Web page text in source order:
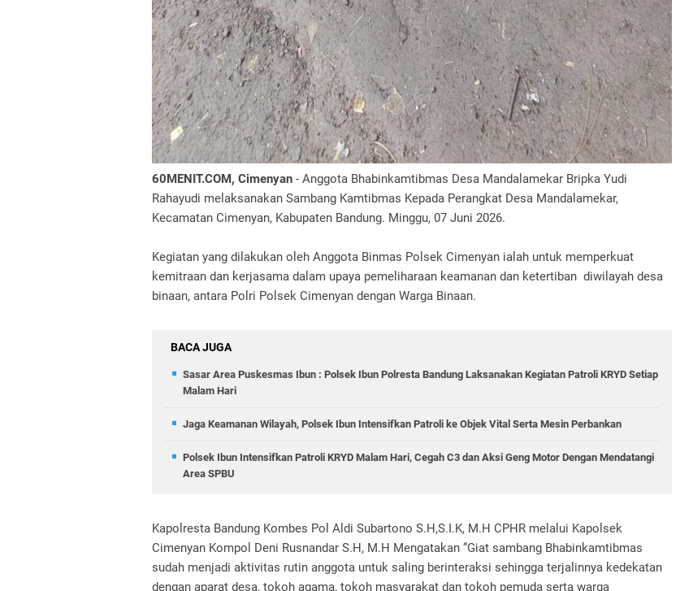
60MENIT.COM, Cimenyan - Anggota Bhabinkamtibmas Desa Mandalamekar Bripka Yudi
Rahayudi melaksanakan Sambang Kamtibmas Kepada Perangkat Desa Mandalamekar,
Kecamatan Cimenyan, Kabupaten Bandung. Minggu, 07 Juni 2026.
Kegiatan yang dilakukan oleh Anggota Binmas Polsek Cimenyan ialah untuk memperkuat
kemitraan dan kerjasama dalam upaya pemeliharaan keamanan dan ketertiban diwilayah desa
binaan, antara Polri Polsek Cimenyan dengan Warga Binaan.
BACA JUGA
Sasar Area Puskesmas Ibun : Polsek Ibun Polresta Bandung Laksanakan Kegiatan Patroli KRYD Setiap
Malam Hari
Jaga Keamanan Wilayah, Polsek Ibun Intensifkan Patroli ke Objek Vital Serta Mesin Perbankan
Polsek Ibun Intensifkan Patroli KRYD Malam Hari, Cegah C3 dan Aksi Geng Motor Dengan Mendatangi
Area SPBU
Kapolresta Bandung Kombes Pol Aldi Subartono S.H,S.I.K, M.H CPHR melalui Kapolsek
Cimenyan Kompol Deni Rusnandar S.H, M.H Mengatakan “Giat sambang Bhabinkamtibmas
sudah menjadi aktivitas rutin anggota untuk saling berinteraksi sehingga terjalinnya kedekatan
dengan aparat desa, tokoh agama, tokoh masyarakat dan tokoh pemuda serta warga